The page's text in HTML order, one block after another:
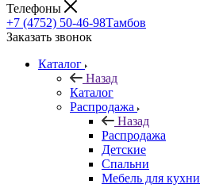
Телефоны
+7 (4752) 50-46-98Тамбов
Заказать звонок
Каталог
Назад
Каталог
Распродажа
Назад
Распродажа
Детские
Спальни
Мебель для кухни